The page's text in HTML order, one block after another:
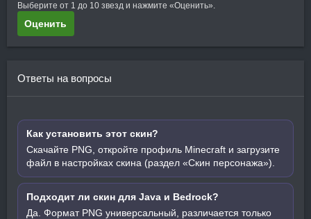
Выберите от 1 до 10 звезд и нажмите «Оценить».
Оценить
Ответы на вопросы
Как установить этот скин?
Скачайте PNG, откройте профиль Minecraft и загрузите
файл в настройках скина (раздел «Скин персонажа»).
Подходит ли скин для Java и Bedrock?
Да. Формат PNG универсальный, различается только